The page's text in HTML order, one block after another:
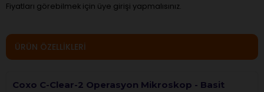
Fiyatları görebilmek için üye girişi yapmalısınız.
ÜRÜN ÖZELLIKLERI
Coxo C-Clear-2 Operasyon Mikroskop - Basit